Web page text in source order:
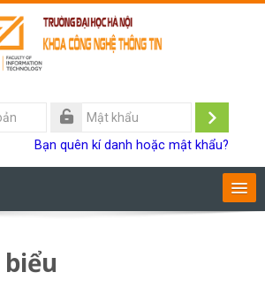
Đăng
Bạn quên kí danh hoặc mật khẩu?